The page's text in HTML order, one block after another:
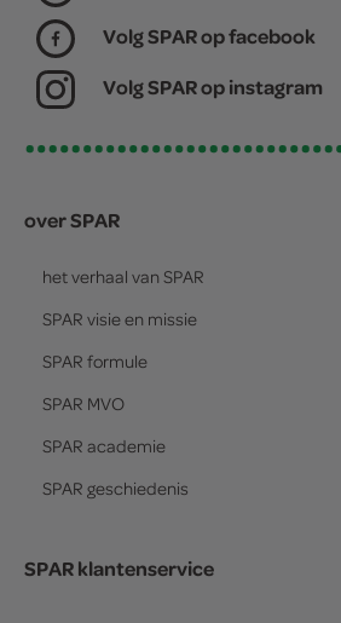
Volg SPAR op facebook
Volg SPAR op instagram
over SPAR
het verhaal van SPAR
SPAR visie en missie
SPAR formule
SPAR MVO
SPAR academie
SPAR geschiedenis
SPAR klantenservice